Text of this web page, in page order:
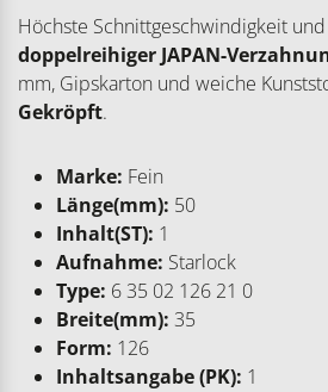
Höchste Schnittgeschwindigkeit
doppelreihiger JAPAN-
mm, Gipskarton und weiche
Gekröpft.
Marke: Fein
Länge(mm): 50
Inhalt(ST): 1
Aufnahme: Starlock
Type: 6 35 02 126 21 0
Breite(mm): 35
Form: 126
Inhaltsangabe (PK): 1